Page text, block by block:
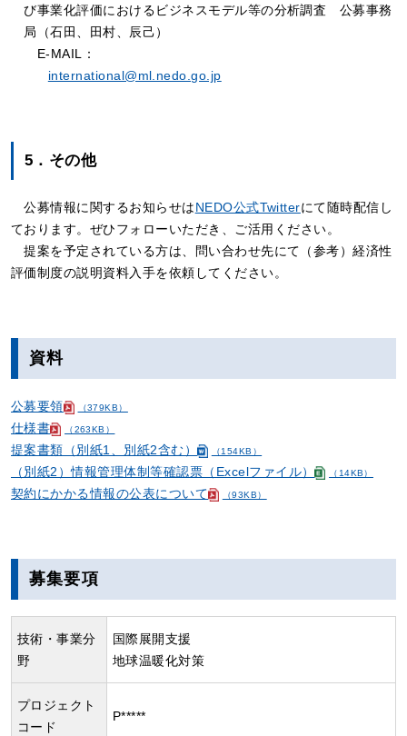
び事業化評価におけるビジネスモデル等の分析調査 公募事務
局（石田、田村、辰己）
E-MAIL：
international@ml.nedo.go.jp
5．その他
公募情報に関するお知らせはNEDO公式Twitterにて随時配信し
ております。ぜひフォローいただき、ご活用ください。
提案を予定されている方は、問い合わせ先にて（参考）経済性
評価制度の説明資料入手を依頼してください。
資料
公募要領 （379KB）
仕様書 （263KB）
提案書類（別紙1、別紙2含む） （154KB）
（別紙2）情報管理体制等確認票（Excelファイル） （14KB）
契約にかかる情報の公表について （93KB）
募集要項
技術・事業分
野
国際展開支援
地球温暖化対策
プロジェクト
コード
P*****